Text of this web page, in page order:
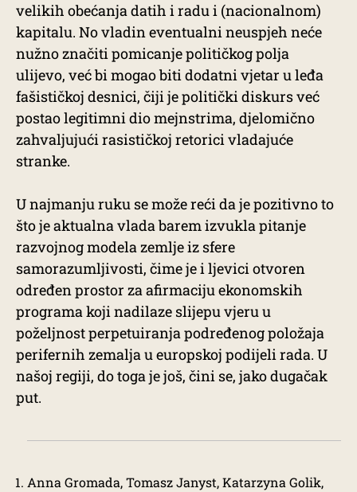
velikih obećanja datih i radu i (nacionalnom)
kapitalu. No vladin eventualni neuspjeh neće
nužno značiti pomicanje političkog polja
ulijevo, već bi mogao biti dodatni vjetar u leđa
fašističkoj desnici, čiji je politički diskurs već
postao legitimni dio mejnstrima, djelomično
zahvaljujući rasističkoj retorici vladajuće
stranke.
U najmanju ruku se može reći da je pozitivno to
što je aktualna vlada barem izvukla pitanje
razvojnog modela zemlje iz sfere
samorazumljivosti, čime je i ljevici otvoren
određen prostor za afirmaciju ekonomskih
programa koji nadilaze slijepu vjeru u
poželjnost perpetuiranja podređenog položaja
perifernih zemalja u europskoj podijeli rada. U
našoj regiji, do toga je još, čini se, jako dugačak
put.
Anna Gromada, Tomasz Janyst, Katarzyna Golik,